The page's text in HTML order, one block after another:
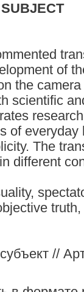
of
the
scientific
of
The
different
//